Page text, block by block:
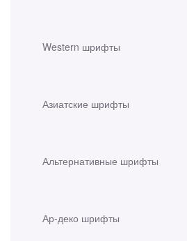
Western шрифты
Азиатские шрифты
Альтернативные шрифты
Ар-деко шрифты